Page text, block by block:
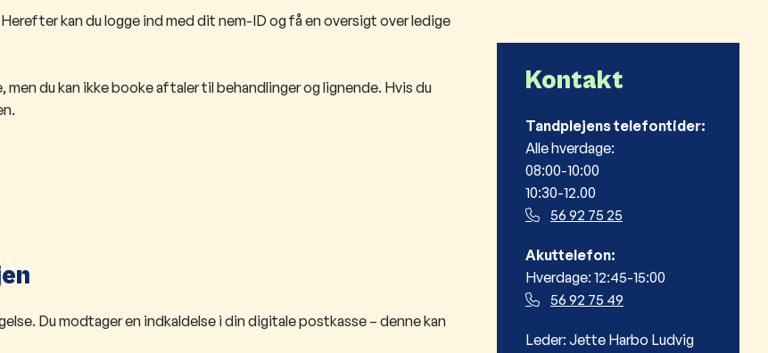
kan du logge ind med dit nem-ID og få en oversigt over ledige
du kan ikke booke aftaler til behandlinger og lignende. Hvis du
Du modtager en indkaldelse i din digitale postkasse – denne kan
Kontakt
Tandplejens telefontider:
Alle hverdage:
08:00-10:00
10:30-12.00
56 92 75 25
Akuttelefon:
Hverdage: 12:45-15:00
56 92 75 49
Leder: Jette Harbo Ludvig